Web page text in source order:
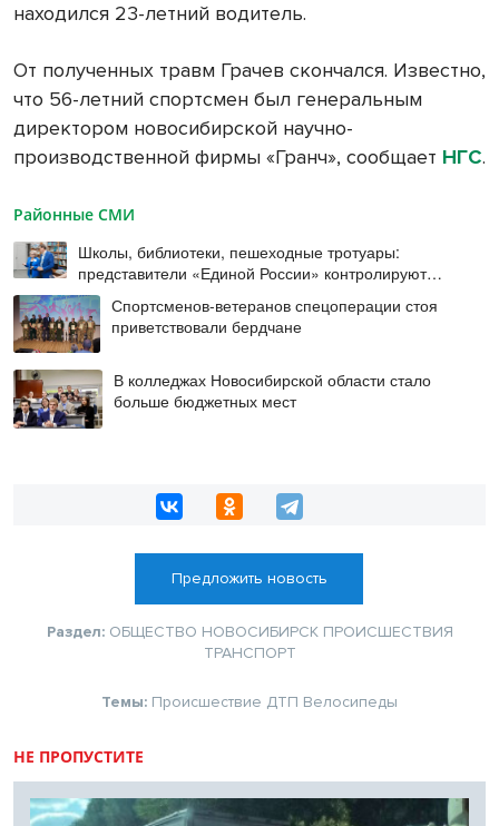
находился 23-летний водитель.
От полученных травм Грачев скончался. Известно,
что 56-летний спортсмен был генеральным
директором новосибирской научно-
производственной фирмы «Гранч», сообщает НГС.
Районные СМИ
Школы, библиотеки, пешеходные тротуары:
представители «Единой России» контролируют
работы на социальных объектах
Спортсменов-ветеранов спецоперации стоя
приветствовали бердчане
В колледжах Новосибирской области стало
больше бюджетных мест
Предложить новость
Раздел: ОБЩЕСТВО НОВОСИБИРСК ПРОИСШЕСТВИЯ
ТРАНСПОРТ
Темы: Происшествие ДТП Велосипеды
НЕ ПРОПУСТИТЕ